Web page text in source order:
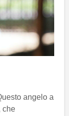
angelo a
che